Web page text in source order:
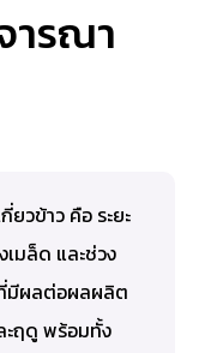
ารณา
วข้าว คือ ระยะ
มล็ด และช่วง
มีผลต่อผลผลิต
ฤดู พร้อมทั้ง